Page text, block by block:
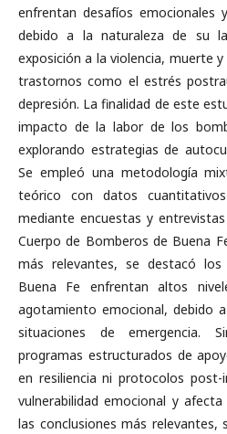
enfrentan desafíos emocionales
debido a la naturaleza de su
exposición a la violencia, muerte
trastornos como el estrés
depresión. La finalidad de este
impacto de la labor de los
explorando estrategias de
Se empleó una metodología
teórico con datos
mediante encuestas y
Cuerpo de Bomberos de Buena
más relevantes, se destacó
Buena Fe enfrentan altos
agotamiento emocional, debido
situaciones de emergencia.
programas estructurados de
en resiliencia ni protocolos
vulnerabilidad emocional y
las conclusiones más